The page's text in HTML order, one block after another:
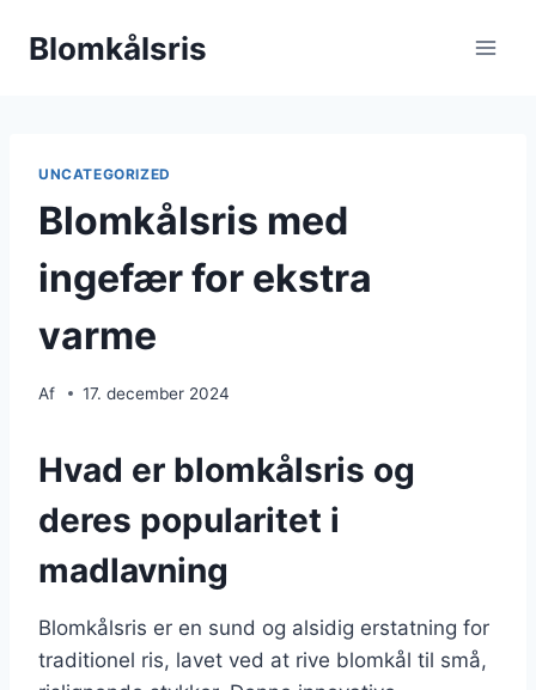
Blomkålsris
UNCATEGORIZED
Blomkålsris med
ingefær for ekstra
varme
Af 17. december 2024
Hvad er blomkålsris og
deres popularitet i
madlavning
Blomkålsris er en sund og alsidig erstatning for
traditionel ris, lavet ved at rive blomkål til små,